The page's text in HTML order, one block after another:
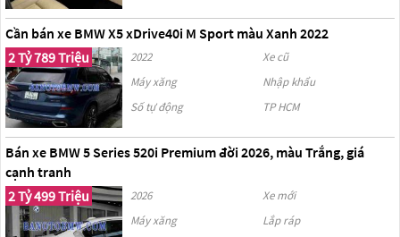
Cần bán xe BMW X5 xDrive40i M Sport màu Xanh 2022
2 Tỷ 789 Triệu
2022
Xe cũ
Máy xăng
Nhập khẩu
Số tự động
TP HCM
Bán xe BMW 5 Series 520i Premium đời 2026, màu Trắng, giá
cạnh tranh
2 Tỷ 499 Triệu
2026
Xe mới
Máy xăng
Lắp ráp